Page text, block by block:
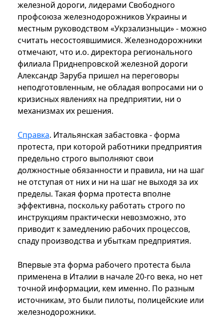
железной дороги, лидерами Свободного
профсоюза железнодорожников Украины и
местным руководством «Укрзализныци» - можно
считать несостоявшимися. Железнодорожники
отмечают, что и.о. директора регионального
филиала Приднепровской железной дороги
Александр Заруба пришел на переговоры
неподготовленным, не обладая вопросами ни о
кризисных явлениях на предприятии, ни о
механизмах их решения.
Справка. Итальянская забастовка - форма
протеста, при которой работники предприятия
предельно строго выполняют свои
должностные обязанности и правила, ни на шаг
не отступая от них и ни на шаг не выходя за их
пределы. Такая форма протеста вполне
эффективна, поскольку работать строго по
инструкциям практически невозможно, это
приводит к замедлению рабочих процессов,
спаду производства и убыткам предприятия.
Впервые эта форма рабочего протеста была
применена в Италии в начале 20-го века, но нет
точной информации, кем именно. По разным
источникам, это были пилоты, полицейские или
железнодорожники.